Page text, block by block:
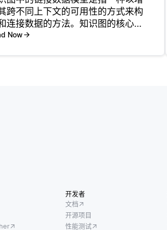
跨不同上下文的可用性的方式来构
连接数据的方法。知识图的核心是
点 (实体) 和边缘 (关系) 组成，它们
Now
开发者
文档
开源项目
性能测试